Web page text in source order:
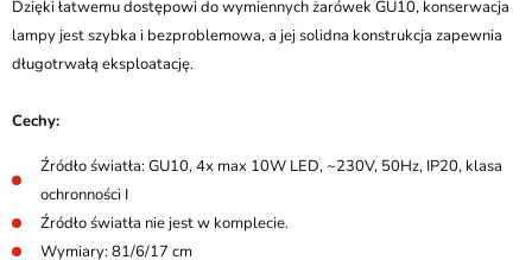
Dzięki łatwemu dostępowi do wymiennych żarówek GU10, konserwacja
lampy jest szybka i bezproblemowa, a jej solidna konstrukcja zapewnia
długotrwałą eksploatację.
Cechy:
Źródło światła: GU10, 4x max 10W LED, ~230V, 50Hz, IP20, klasa
ochronności I
Źródło światła nie jest w komplecie.
Wymiary: 81/6/17 cm